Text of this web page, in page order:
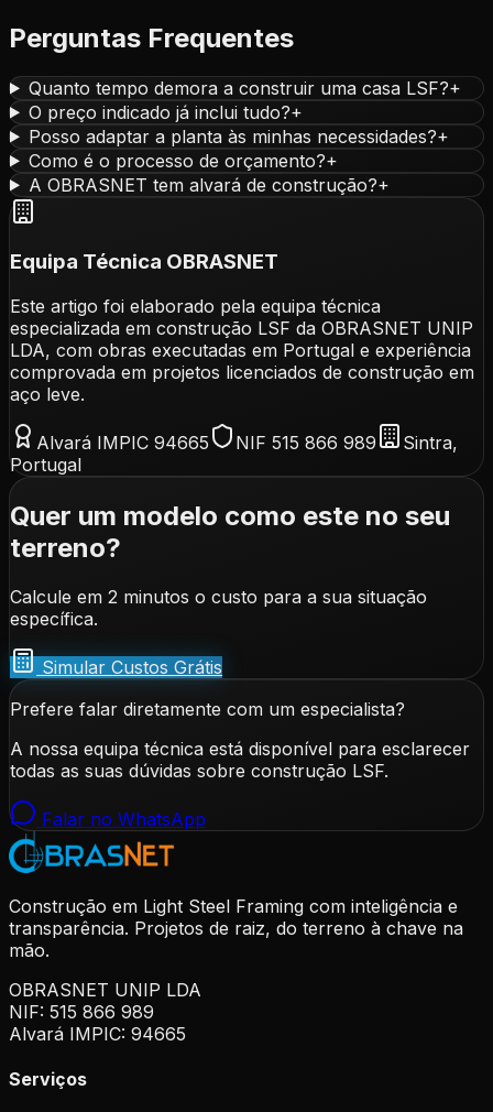
Perguntas Frequentes
Quanto tempo demora a construir uma casa LSF?+
O preço indicado já inclui tudo?+
Posso adaptar a planta às minhas necessidades?+
Como é o processo de orçamento?+
A OBRASNET tem alvará de construção?+
Equipa Técnica OBRASNET
Este artigo foi elaborado pela equipa técnica
especializada em construção LSF da OBRASNET UNIP
LDA, com obras executadas em Portugal e experiência
comprovada em projetos licenciados de construção em
aço leve.
Alvará IMPIC 94665 NIF 515 866 989
Sintra,
Portugal
Quer um modelo como este no seu
terreno?
Calcule em 2 minutos o custo para a sua situação
específica.
Simular Custos Grátis
Prefere falar diretamente com um especialista?
A nossa equipa técnica está disponível para esclarecer
todas as suas dúvidas sobre construção LSF.
Falar no WhatsApp
Construção em Light Steel Framing com inteligência e
transparência. Projetos de raiz, do terreno à chave na
mão.
OBRASNET UNIP LDA
NIF: 515 866 989
Alvará IMPIC: 94665
Serviços